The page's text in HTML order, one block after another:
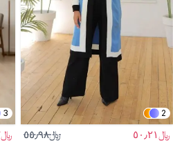
2
﷼٥٠٫٢١ ﷼٥٥٫٩٨
3
﷼١٤٩٫٤٢